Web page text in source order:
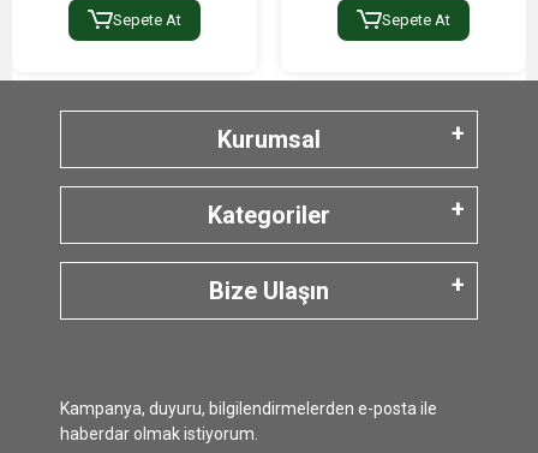
Sepete At Sepete At
Kurumsal
Kategoriler
Bize Ulaşın
Kampanya, duyuru, bilgilendirmelerden e-posta ile
haberdar olmak istiyorum.